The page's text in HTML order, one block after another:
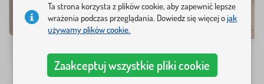
Ta strona korzysta z plików cookie, aby zapewnić lepsze
wrażenia podczas przeglądania. Dowiedz się więcej ojak
używamy plików cookie.
Zaakceptuj wszystkie pliki cookie